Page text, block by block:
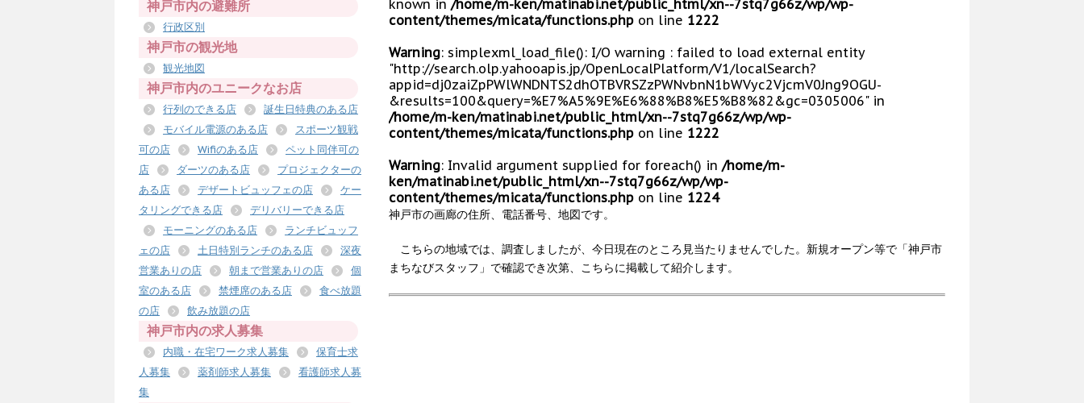
known in /home/m-ken/matinabi.net/public_html/xn--7stq7g66z/wp/wp-
content/themes/micata/functions.php on line 1222
Warning: simplexml_load_file(): I/O warning : failed to load external entity
"http://search.olp.yahooapis.jp/OpenLocalPlatform/V1/localSearch?
appid=dj0zaiZpPWlWNDNTS2dhOTBVRSZzPWNvbnN1bWVyc2VjcmV0Jng9OGU-
&results=100&query=%E7%A5%9E%E6%88%B8%E5%B8%82&gc=0305006" in
/home/m-ken/matinabi.net/public_html/xn--7stq7g66z/wp/wp-
content/themes/micata/functions.php on line 1222
Warning: Invalid argument supplied for foreach() in /home/m-
ken/matinabi.net/public_html/xn--7stq7g66z/wp/wp-
content/themes/micata/functions.php on line 1224
神戸市の画廊の住所、電話番号、地図です。
こちらの地域では、調査しましたが、今日現在のところ見当たりませんでした。新規オープン等で「神戸市
まちなびスタッフ」で確認でき次第、こちらに掲載して紹介します。
神戸市内の避難所
行政区別
神戸市の観光地
観光地図
神戸市内のユニークなお店
行列のできる店
誕生日特典のある店
モバイル電源のある店
スポーツ観戦
可の店
Wifiのある店
ペット同伴可の
店
ダーツのある店
プロジェクターの
ある店
デザートビュッフェの店
ケー
タリングできる店
デリバリーできる店
モーニングのある店
ランチビュッフ
ェの店
土日特別ランチのある店
深夜
営業ありの店
朝まで営業ありの店
個
室のある店
禁煙席のある店
食べ放題
の店
飲み放題の店
神戸市内の求人募集
内職・在宅ワーク求人募集
保育士求
人募集
薬剤師求人募集
看護師求人募
集